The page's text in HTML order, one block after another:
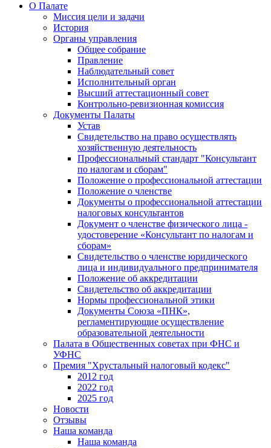
О Палате
Миссия цели и задачи
История
Органы управления
Общее собрание
Правление
Наблюдательный совет
Исполнительный орган
Высший аттестационный совет
Контрольно-ревизионная комиссия
Документы Палаты
Устав
Свидетельство на право осуществлять
хозяйственную деятельность
Профессиональный стандарт "Консультант
по налогам и сборам"
Положение о профессиональной аттестации
Положение о членстве
Документы о профессиональной аттестации
налоговых консультантов
Документ о членстве физического лица -
удостоверение «Консультант по налогам и
сборам»
Свидетельство о членстве юридического
лица и индивидуального предпринимателя
Положение об аккредитации
Свидетельство об аккредитации
Нормы профессиональной этики
Документы Союза «ПНК»,
регламентирующие осуществление
образовательной деятельности
Палата в Общественных советах при ФНС и
УФНС
Премия "Хрустальный налоговый кодекс"
2012 год
2022 год
2025 год
Новости
Отзывы
Наша команда
Наша команда